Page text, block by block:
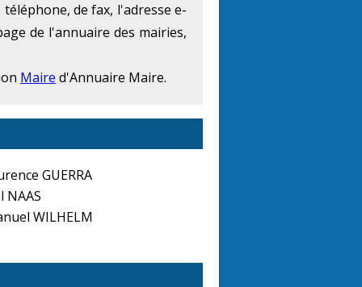
de fax, l'adresse e-
de l'annuaire des mairies,
Maire d'Annuaire Maire.
GUERRA
NAAS
WILHELM